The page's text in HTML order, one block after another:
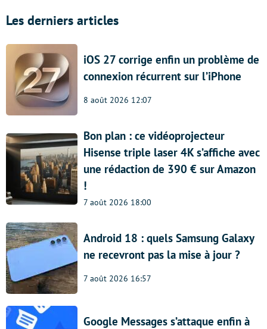
Les derniers articles
iOS 27 corrige enfin un problème de
connexion récurrent sur l’iPhone
8 août 2026 12:07
Bon plan : ce vidéoprojecteur
Hisense triple laser 4K s’affiche avec
une rédaction de 390 € sur Amazon
!
7 août 2026 18:00
Android 18 : quels Samsung Galaxy
ne recevront pas la mise à jour ?
7 août 2026 16:57
Google Messages s’attaque enfin à